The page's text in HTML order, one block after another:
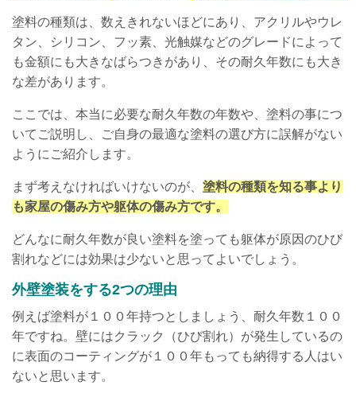
塗料の種類は、数えきれないほどにあり、アクリルやウレ
タン、シリコン、フッ素、光触媒などのグレードによって
も金額にも大きなばらつきがあり、その耐久年数にも大き
な差があります。
ここでは、本当に必要な耐久年数の年数や、塗料の事につ
いてご説明し、ご自身の最適な塗料の選び方に誤解がない
ようにご紹介します。
まず考えなければいけないのが、 塗料の種類を知る事より
も家屋の傷み方や躯体の傷み方です。
どんなに耐久年数が良い塗料を塗っても躯体が原因のひび
割れなどには効果は少ないと思ってよいでしょう。
外壁塗装をする2つの理由
例えば塗料が１００年持つとしましょう、耐久年数１００
年ですね。壁にはクラック（ひび割れ）が発生しているの
に表面のコーティングが１００年もっても納得する人はい
ないと思います。